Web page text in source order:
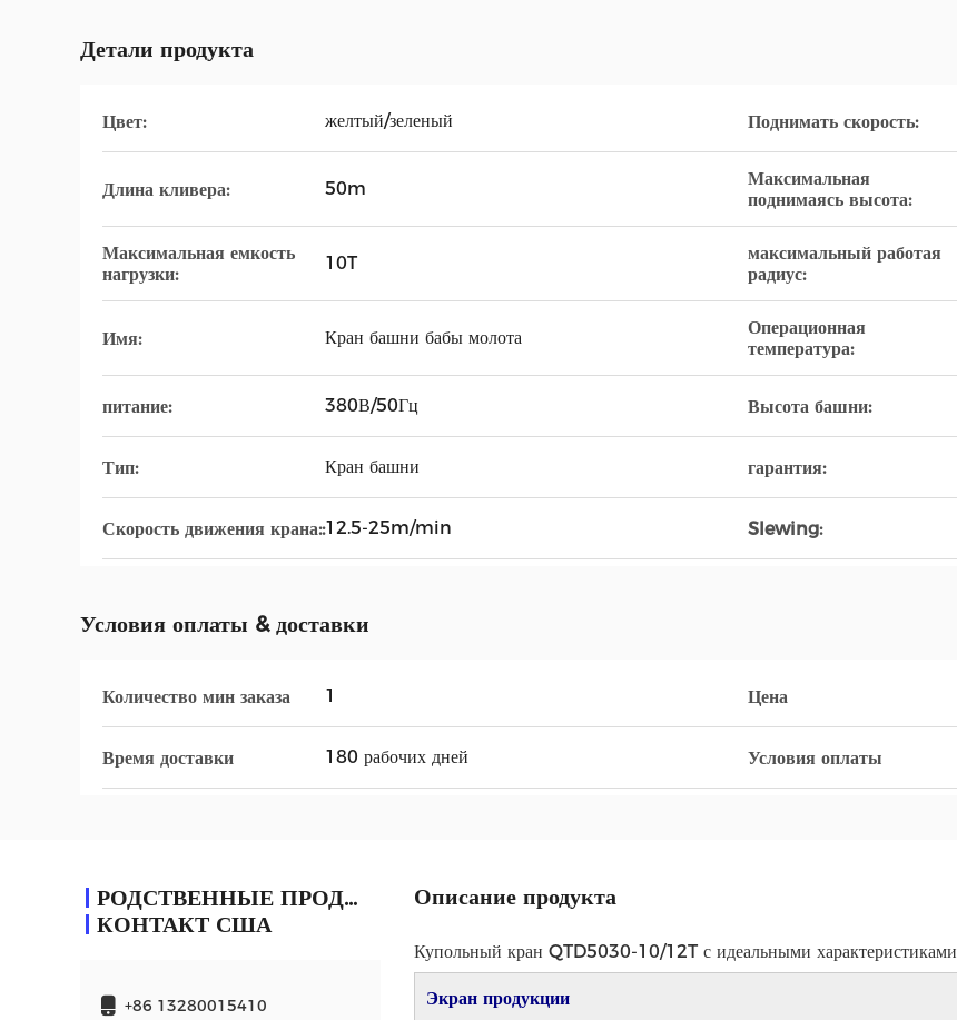
Детали продукта
Цвет: желтый/зеленый Поднимать скорость:
Длина кливера: 50m
Максимальная
поднимаясь высота:
Максимальная емкость
нагрузки:
10T
максимальный работая
радиус:
Имя: Кран башни бабы молота
Операционная
температура:
питание: 380В/50Гц Высота башни:
Тип: Кран башни гарантия:
Скорость движения крана::12.5-25m/min Slewing:
Условия оплаты & доставки
Количество мин заказа 1 Цена
Время доставки 180 рабочих дней Условия оплаты
РОДСТВЕННЫЕ ПРОДУКТЫ
КОНТАКТ США
+86 13280015410
Описание продукта
Купольный кран QTD5030-10/12T с идеальными характеристиками
Экран продукции